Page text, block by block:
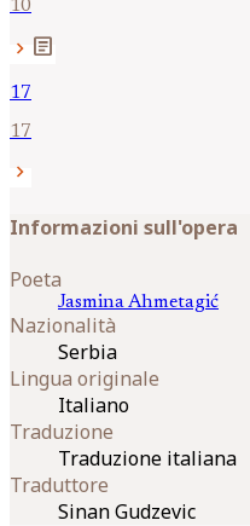
10
chevron_right article
17
17
chevron_right
Informazioni sull'opera
Poeta
JasminaAhmetagić
Nazionalità
Serbia
Lingua originale
Italiano
Traduzione
Traduzione italiana
Traduttore
Sinan Gudzevic